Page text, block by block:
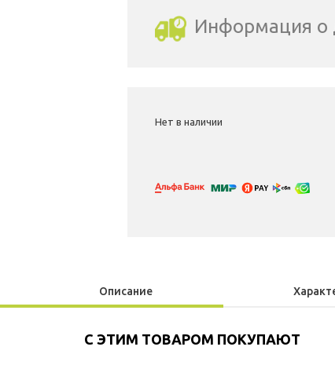
Информация о
Нет в наличии
Описание
С ЭТИМ ТОВАРОМ ПОКУПАЮТ